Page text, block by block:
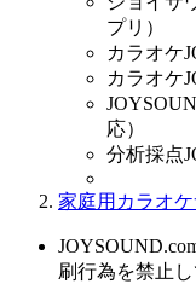
プリ）
カラオケ
カラオケ
応）
分析採点
家庭用カラオ
刷行為を禁止し